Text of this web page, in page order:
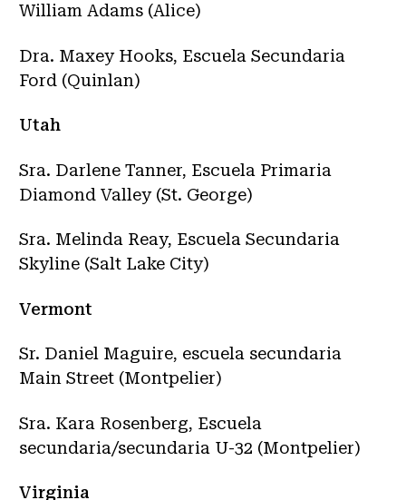
William Adams (Alice)
Dra. Maxey Hooks, Escuela Secundaria
Ford (Quinlan)
Utah
Sra. Darlene Tanner, Escuela Primaria
Diamond Valley (St. George)
Sra. Melinda Reay, Escuela Secundaria
Skyline (Salt Lake City)
Vermont
Sr. Daniel Maguire, escuela secundaria
Main Street (Montpelier)
Sra. Kara Rosenberg, Escuela
secundaria/secundaria U-32 (Montpelier)
Virginia